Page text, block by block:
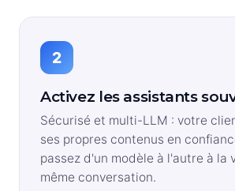
2
Activez les assistants
Sécurisé et multi-LLM : votre
ses propres contenus en
passez d'un modèle à l'autre à la
même conversation.